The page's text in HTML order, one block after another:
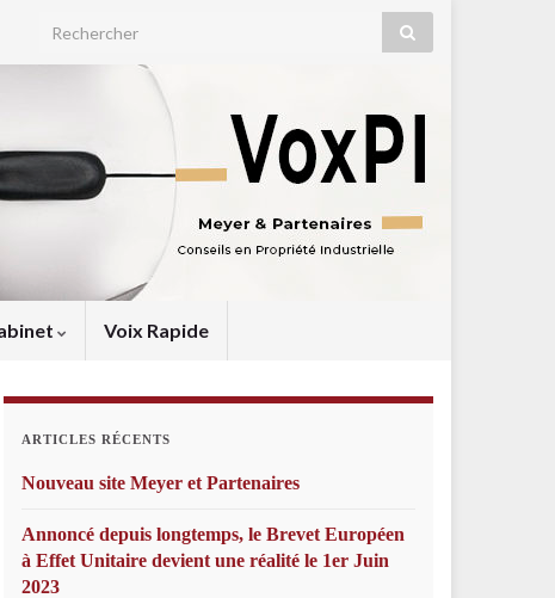
Search for:
Voix Rapide
ARTICLES RÉCENTS
Nouveau site Meyer et Partenaires
Annoncé depuis longtemps, le Brevet Européen
à Effet Unitaire devient une réalité le 1er Juin
2023